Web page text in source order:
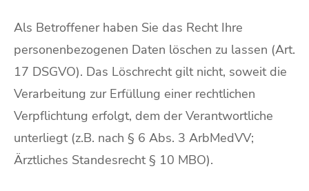
Als Betroffener haben Sie das Recht Ihre
personenbezogenen Daten löschen zu lassen (Art.
17 DSGVO). Das Löschrecht gilt nicht, soweit die
Verarbeitung zur Erfüllung einer rechtlichen
Verpflichtung erfolgt, dem der Verantwortliche
unterliegt (z.B. nach § 6 Abs. 3 ArbMedVV;
Ärztliches Standesrecht § 10 MBO).